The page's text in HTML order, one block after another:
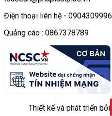
Điện thoại liên hệ - 0904309996
Quảng cáo : 0867378789
Thiết kế và phát triển bởi